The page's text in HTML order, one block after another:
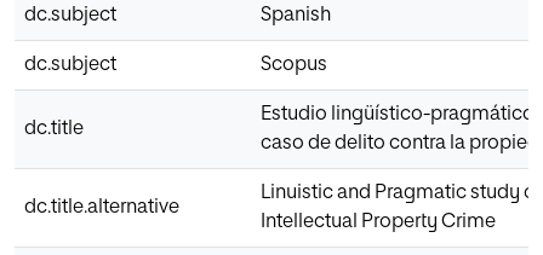
dc.subject Spanish
dc.subject Scopus
dc.title
Estudio lingüístico-pragmático
caso de delito contra la
dc.title.alternative
Linuistic and Pragmatic study
Intellectual Property Crime